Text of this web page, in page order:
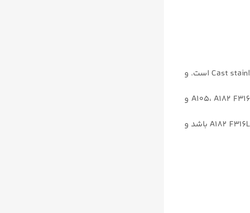
در استاندارد DIN از نوع Cast iron EN-GJL-۲۵۰، Cast steel ۱.۰۶۱۹ و Cast stainless steel ۱.۴۴۰۸ است. و
متریال های بونت در این تولیدات، در استاندارد DIN از نوع فولاد ۱.۴۴۰۱، ۱.۴۴۰۴ و ۱.۰۴۶۰ و در استاندارد ASTM از نوع A105، A182 F316 و
متریال سیت و پلاگ در استاندارد DIN می تواند از نوع فولاد ۱.۴۰۰۶ و یا ۱.۴۴۰۴ و در استاندارد ASTM، A182 F6a Class2 و A182 F316L باشد و